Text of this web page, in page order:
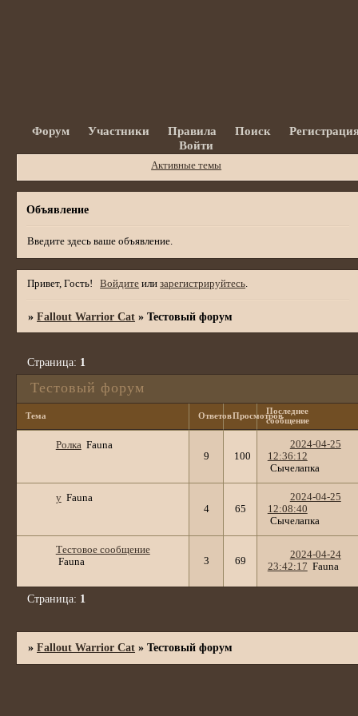
Форум Участники Правила Поиск
Войти
Активные темы
Объявление
Введите здесь ваше объявление.
Привет, Гость! Войдите илизарегистрируйтесь.
»Fallout Warrior Cat »Тестовый форум
Тестовый форум
Страница: 1
Тема ОтветовПросмотровПоследнее
сообщение
Ролка Fauna
9
100
2024-04-25
12:36:12
Сычелапка
у Fauna
4
65
2024-04-25
12:08:40
Сычелапка
Тестовое сообщение
Fauna
3 69
2024-04-24
23:42:17 Fauna
Страница: 1
»Fallout Warrior Cat »Тестовый форум